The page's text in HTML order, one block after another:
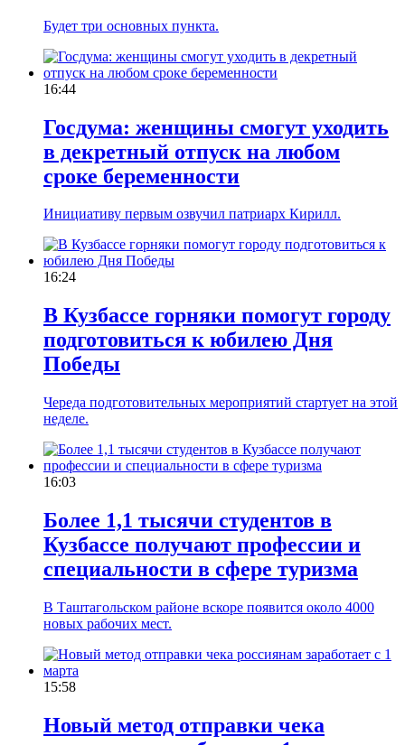
Будет три основных пункта.
16:44
Госдума: женщины смогут уходить
в декретный отпуск на любом
сроке беременности
Инициативу первым озвучил патриарх Кирилл.
16:24
В Кузбассе горняки помогут городу
подготовиться к юбилею Дня
Победы
Череда подготовительных мероприятий стартует на этой
неделе.
16:03
Более 1,1 тысячи студентов в
Кузбассе получают профессии и
специальности в сфере туризма
В Таштагольском районе вскоре появится около 4000
новых рабочих мест.
15:58
Новый метод отправки чека